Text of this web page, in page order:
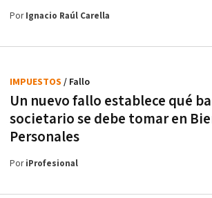
PorIgnacio Raúl Carella
Un nuevo fallo establece qué
societario se debe tomar en
Personales
IMPUESTOS / Fallo
PoriProfesional